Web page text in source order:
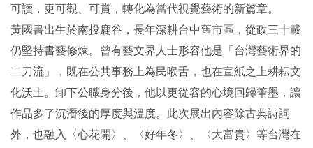
可讀，更可觀、可賞，轉化為當代視覺藝術的新篇章。
黃國書出生於南投鹿谷，長年深耕台中舊市區，從政三十載
仍堅持書藝修煉。曾有藝文界人士形容他是「台灣藝術界的
二刀流」，既在公共事務上為民喉舌，也在宣紙之上耕耘文
化沃土。卸下公職身分後，他以更從容的心境回歸筆墨，讓
作品多了沉潛後的厚度與溫度。此次展出內容除古典詩詞
外，也融入〈心花開〉、〈好年冬〉、〈大富貴〉等台灣在